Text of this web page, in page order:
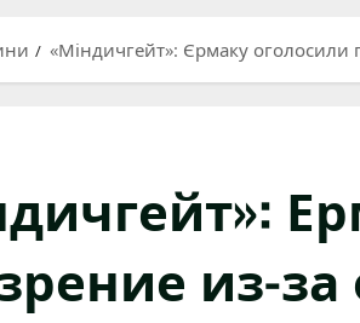
«Міндичгейт»: Єрмаку оголосили
из-